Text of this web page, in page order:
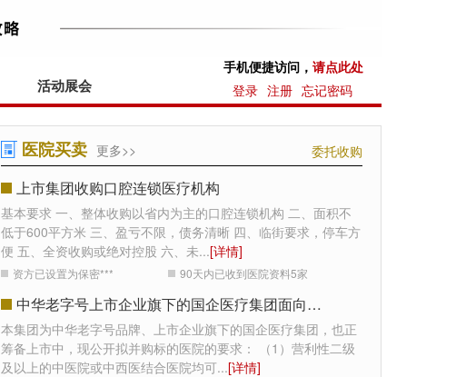
活动展会
手机便捷访问， 请点此处
登录 注册 忘记密码
医院买卖 更多>> 委托收购
上市集团收购口腔连锁医疗机构
基本要求 一、整体收购以省内为主的口腔连锁机构 二、面积不
低于600平方米 三、盈亏不限，债务清晰 四、临街要求，停车方
便 五、全资收购或绝对控股 六、未...[详情]
资方已设置为保密*** 90天内已收到医院资料5家
中华老字号上市企业旗下的国企医疗集团面向全国收购医院
本集团为中华老字号品牌、上市企业旗下的国企医疗集团，也正
筹备上市中，现公开拟并购标的医院的要求： （1）营利性二级
及以上的中医院或中西医结合医院均可...[详情]